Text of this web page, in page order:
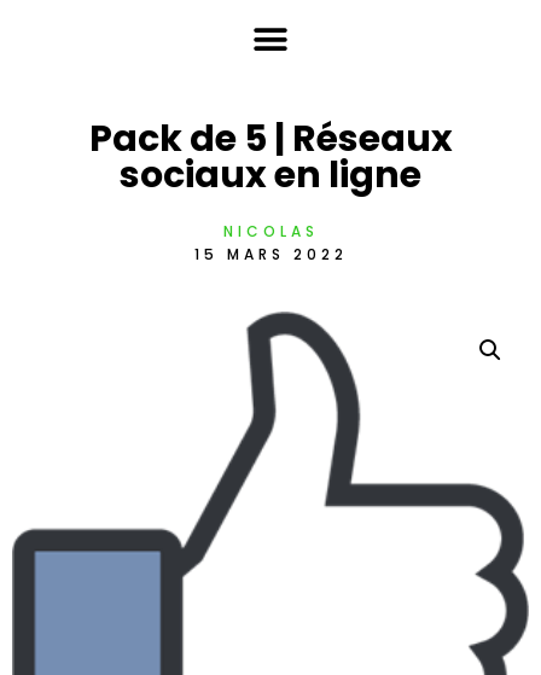
Pack de 5 | Réseaux
sociaux en ligne
NICOLAS
15 MARS 2022